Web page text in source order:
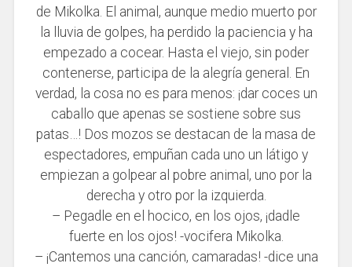
de Mikolka. El animal, aunque medio muerto por
la lluvia de golpes, ha perdido la paciencia y ha
empezado a cocear. Hasta el viejo, sin poder
contenerse, participa de la alegría general. En
verdad, la cosa no es para menos: ¡dar coces un
caballo que apenas se sostiene sobre sus
patas…! Dos mozos se destacan de la masa de
espectadores, empuñan cada uno un látigo y
empiezan a golpear al pobre animal, uno por la
derecha y otro por la izquierda.
– Pegadle en el hocico, en los ojos, ¡dadle
fuerte en los ojos! -vocifera Mikolka.
– ¡Cantemos una canción, camaradas! -dice una